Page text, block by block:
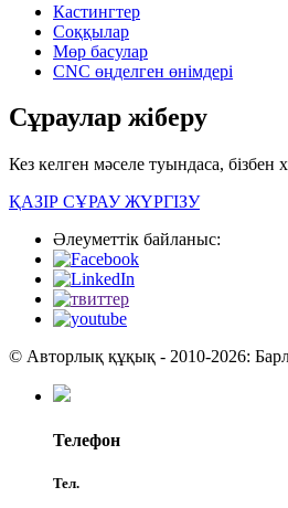
Кастингтер
Соққылар
Мөр басулар
CNC өңделген өнімдері
Сұраулар жіберу
Кез келген мәселе туындаса, бізбен
ҚАЗІР СҰРАУ ЖҮРГІЗУ
Әлеуметтік байланыс:
© Авторлық құқық - 2010-2026:
Телефон
Тел.